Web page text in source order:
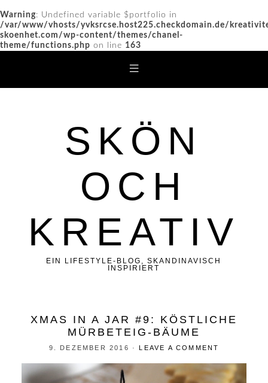
Warning: Undefined variable $portfolio in
/var/www/vhosts/yvksrcse.host225.checkdomain.de/
skoenhet.com/wp-content/themes/chanel-
theme/functions.php on line 163
SKÖN
OCH
KREATIV
EIN LIFESTYLE-BLOG, SKANDINAVISCH
INSPIRIERT
XMAS IN A JAR #9: KÖSTLICHE
MÜRBETEIG-BÄUME
9. DEZEMBER 2016 ·LEAVE A COMMENT